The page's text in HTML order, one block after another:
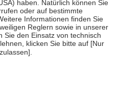
vollendeten 18. Lebensjahr
Früherkennung, die von der
Dienstleister für die